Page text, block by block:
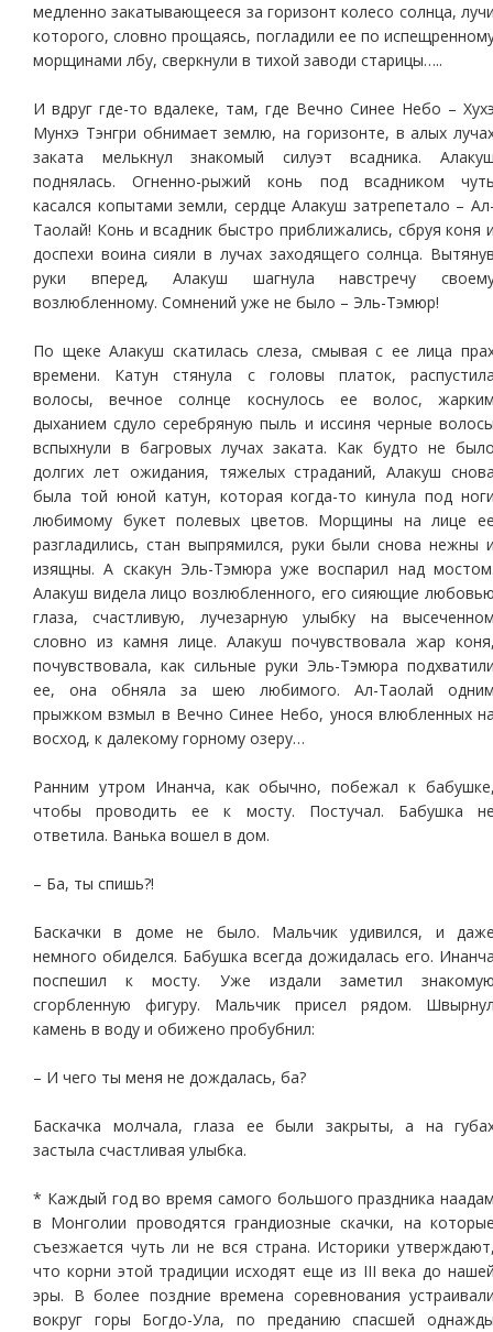
медленно закатывающееся за горизонт колесо солнца,
которого, словно прощаясь, погладили ее по
морщинами лбу, сверкнули в тихой заводи старицы…..
И вдруг где-то вдалеке, там, где Вечно Синее Небо –
Мунхэ Тэнгри обнимает землю, на горизонте, в алых
заката мелькнул знакомый силуэт всадника.
поднялась. Огненно-рыжий конь под всадником
касался копытами земли, сердце Алакуш затрепетало –
Таолай! Конь и всадник быстро приближались, сбруя коня
доспехи воина сияли в лучах заходящего солнца.
руки вперед, Алакуш шагнула навстречу
возлюбленному. Сомнений уже не было – Эль-Тэмюр!
По щеке Алакуш скатилась слеза, смывая с ее лица
времени. Катун стянула с головы платок,
волосы, вечное солнце коснулось ее волос,
дыханием сдуло серебряную пыль и иссиня черные
вспыхнули в багровых лучах заката. Как будто не
долгих лет ожидания, тяжелых страданий, Алакуш
была той юной катун, которая когда-то кинула под
любимому букет полевых цветов. Морщины на лице
разгладились, стан выпрямился, руки были снова нежны
изящны. А скакун Эль-Тэмюра уже воспарил над
Алакуш видела лицо возлюбленного, его сияющие
глаза, счастливую, лучезарную улыбку на
словно из камня лице. Алакуш почувствовала жар
почувствовала, как сильные руки Эль-Тэмюра
ее, она обняла за шею любимого. Ал-Таолай
прыжком взмыл в Вечно Синее Небо, унося влюбленных
восход, к далекому горному озеру…
Ранним утром Инанча, как обычно, побежал к
чтобы проводить ее к мосту. Постучал. Бабушка
ответила. Ванька вошел в дом.
– Ба, ты спишь?!
Баскачки в доме не было. Мальчик удивился, и
немного обиделся. Бабушка всегда дожидалась его.
поспешил к мосту. Уже издали заметил
сгорбленную фигуру. Мальчик присел рядом.
камень в воду и обижено пробубнил:
– И чего ты меня не дождалась, ба?
Баскачка молчала, глаза ее были закрыты, а на
застыла счастливая улыбка.
* Каждый год во время самого большого праздника
в Монголии проводятся грандиозные скачки, на
съезжается чуть ли не вся страна. Историки
что корни этой традиции исходят еще из III века до
эры. В более поздние времена соревнования
вокруг горы Богдо-Ула, по преданию спасшей